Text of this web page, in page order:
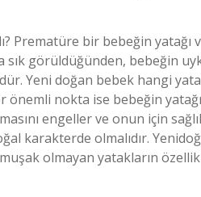
Prematüre bir bebeğin yatağı
sık görüldüğünden, bebeğin
Yeni doğan bebek hangi
önemli nokta ise bebeğin
engeller ve onun için
karakterde olmalıdır.
olmayan yatakların